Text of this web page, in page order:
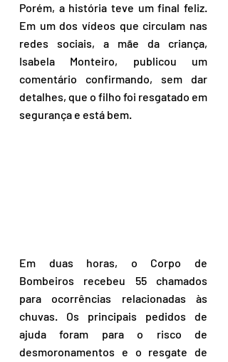
Porém, a história teve um final feliz.
Em um dos vídeos que circulam nas
redes sociais, a mãe da criança,
Isabela Monteiro, publicou um
comentário confirmando, sem dar
detalhes, que o filho foi resgatado em
segurança e está bem.
Em duas horas, o Corpo de
Bombeiros recebeu 55 chamados
para ocorrências relacionadas às
chuvas. Os principais pedidos de
ajuda foram para o risco de
desmoronamentos e o resgate de